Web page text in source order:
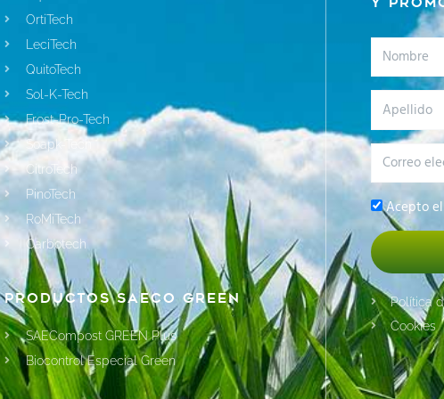
OrtiTech
LeciTech
QuitoTech
Sol-K-Tech
Frost-Pro-Tech
Soapk-Tech
CitroTech
PinoTech
RoMiTech
Carbotech
Productos Saeco Green
SAECompost GREEN Plus
Biocontrol Especial Green
Nombre
Correo
Privacidad
Acepto
Política
Cookies